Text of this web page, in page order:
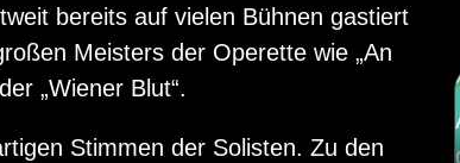
bereits auf vielen Bühnen gastiert
Meisters der Operette wie „An
„Wiener Blut“.
Stimmen der Solisten. Zu den